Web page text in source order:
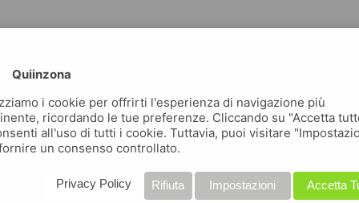
Quiinzona
i cookie per offrirti l'esperienza di navigazione più
ricordando le tue preferenze. Cliccando su "Accetta
all'uso di tutti i cookie. Tuttavia, puoi visitare
un consenso controllato.
Accetta
Impostazioni
Rifiuta
Privacy Policy